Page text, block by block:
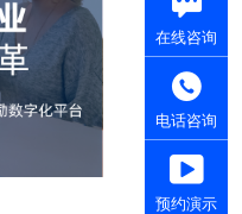
在线咨询
电话咨询
预约演示